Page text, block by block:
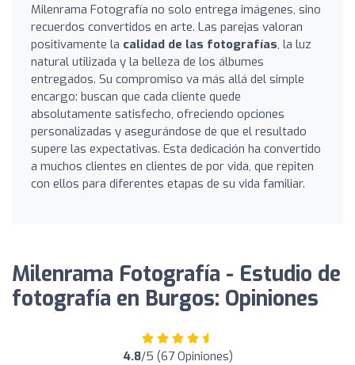
Milenrama Fotografía no solo entrega imágenes, sino
recuerdos convertidos en arte. Las parejas valoran
positivamente la calidad de las fotografías, la luz
natural utilizada y la belleza de los álbumes
entregados. Su compromiso va más allá del simple
encargo: buscan que cada cliente quede
absolutamente satisfecho, ofreciendo opciones
personalizadas y asegurándose de que el resultado
supere las expectativas. Esta dedicación ha convertido
a muchos clientes en clientes de por vida, que repiten
con ellos para diferentes etapas de su vida familiar.
Milenrama Fotografía - Estudio de
fotografía en Burgos: Opiniones
4.8/5 (67 Opiniones)